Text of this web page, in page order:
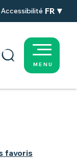
les favoris
Recherche
Accessibilité FR
MENU
favoris